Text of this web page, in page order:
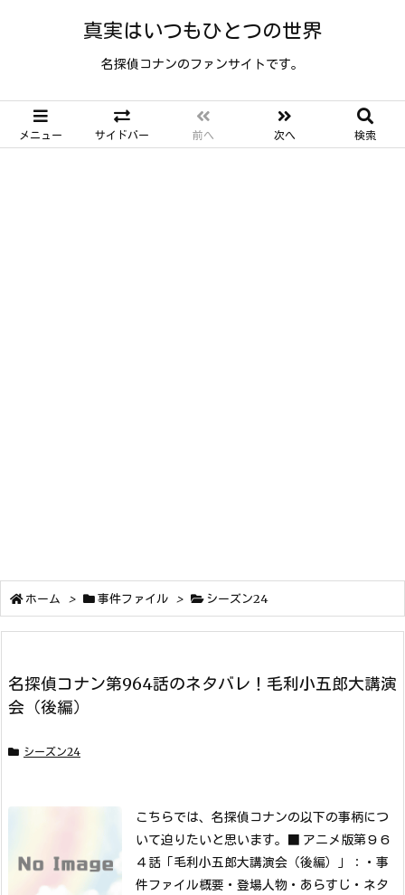
真実はいつもひとつの世界
名探偵コナンのファンサイトです。
メニュー サイドバー 前へ 次へ 検索
ホーム > 事件ファイル > シーズン24
名探偵コナン第964話のネタバレ！毛利小五郎大講演
会（後編）
シーズン24
こちらでは、名探偵コナンの以下の事柄につ
いて迫りたいと思います。 ■ アニメ版第９６
４話「毛利小五郎大講演会（後編）」：
・事
件ファイル概要 ・登場人物 ・あらすじ ・ネタ